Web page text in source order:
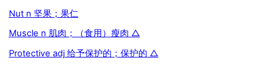
Nut n 坚果；果仁
Muscle n 肌肉；（食用）瘦肉 △
Protective adj 给予保护的；保护的 △